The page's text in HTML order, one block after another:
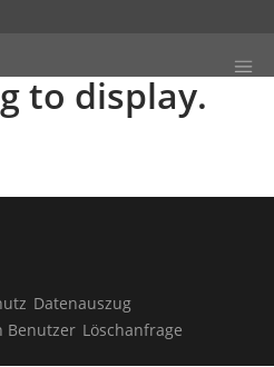
to display.
Datenauszug
Benutzer Löschanfrage